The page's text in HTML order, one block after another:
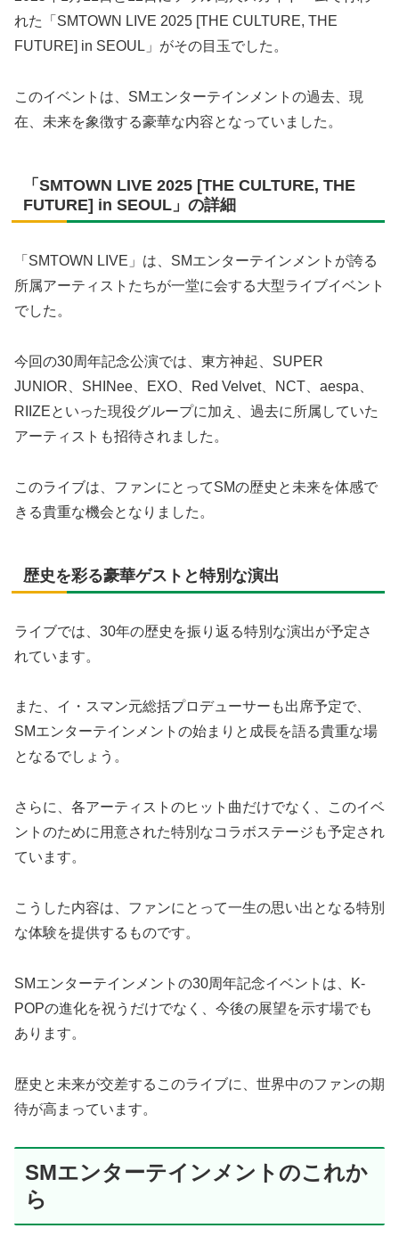
れた「SMTOWN LIVE 2025 [THE CULTURE, THE
FUTURE] in SEOUL」がその目玉でした。
このイベントは、SMエンターテインメントの過去、現
在、未来を象徴する豪華な内容となっていました。
「SMTOWN LIVE 2025 [THE CULTURE, THE
FUTURE] in SEOUL」の詳細
「SMTOWN LIVE」は、SMエンターテインメントが誇る
所属アーティストたちが一堂に会する大型ライブイベント
でした。
今回の30周年記念公演では、東方神起、SUPER
JUNIOR、SHINee、EXO、Red Velvet、NCT、aespa、
RIIZEといった現役グループに加え、過去に所属していた
アーティストも招待されました。
このライブは、ファンにとってSMの歴史と未来を体感で
きる貴重な機会となりました。
歴史を彩る豪華ゲストと特別な演出
ライブでは、30年の歴史を振り返る特別な演出が予定さ
れています。
また、イ・スマン元総括プロデューサーも出席予定で、
SMエンターテインメントの始まりと成長を語る貴重な場
となるでしょう。
さらに、各アーティストのヒット曲だけでなく、このイベ
ントのために用意された特別なコラボステージも予定され
ています。
こうした内容は、ファンにとって一生の思い出となる特別
な体験を提供するものです。
SMエンターテインメントの30周年記念イベントは、K-
POPの進化を祝うだけでなく、今後の展望を示す場でも
あります。
歴史と未来が交差するこのライブに、世界中のファンの期
待が高まっています。
SMエンターテインメントのこれか
ら